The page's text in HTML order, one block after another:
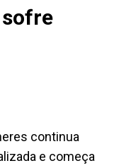
continua
e começa